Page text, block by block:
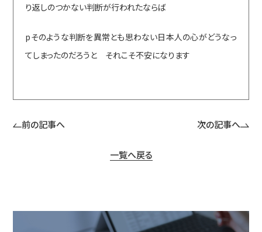
り返しのつかない判断が行われたならば
pそのような判断を異常とも思わない日本人の心がどうなっ
てしまったのだろうと それこそ不安になります
前の記事へ 次の記事へ
一覧へ戻る